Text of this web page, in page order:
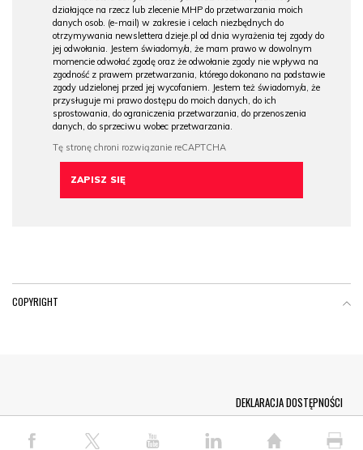
działające na rzecz lub zlecenie MHP do przetwarzania moich
danych osob. (e-mail) w zakresie i celach niezbędnych do
otrzymywania newslettera dzieje.pl od dnia wyrażenia tej zgody do
jej odwołania. Jestem świadomy/a, że mam prawo w dowolnym
momencie odwołać zgodę oraz że odwołanie zgody nie wpływa na
zgodność z prawem przetwarzania, którego dokonano na podstawie
zgody udzielonej przed jej wycofaniem. Jestem też świadomy/a, że
przysługuje mi prawo dostępu do moich danych, do ich
sprostowania, do ograniczenia przetwarzania, do przenoszenia
danych, do sprzeciwu wobec przetwarzania.
COPYRIGHT
© COPYRIGHT PAP 2026
DEKLARACJA DOSTĘPNOŚCI